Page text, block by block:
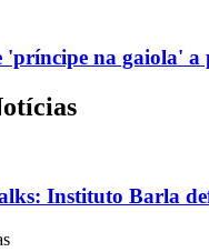
'príncipe na gaiola' a
Instituto Barla